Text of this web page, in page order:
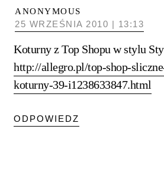
ANONYMOUS
25 WRZEŚNIA 2010 | 13:13
Koturny z Top Shopu w stylu
http://allegro.pl/top-shop-
koturny-39-i1238633847.html
ODPOWIEDZ